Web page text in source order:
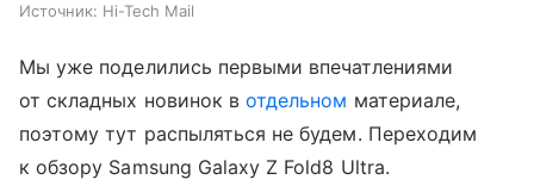
Источник: Hi-Tech Mail
Мы уже поделились первыми впечатлениями
от складных новинок вотдельном материале,
поэтому тут распыляться не будем. Переходим
к обзору Samsung Galaxy Z Fold8 Ultra.